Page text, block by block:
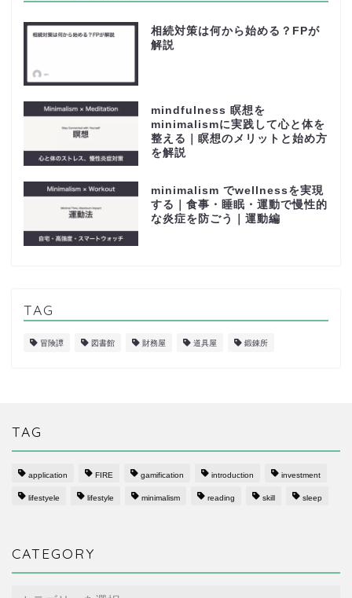
相続対策は何から始める？FPが
解説
mindfulness 瞑想を
minimalismに実践して心と体を
整える｜瞑想のメリットと始め方
を解説
minimalism でwellnessを実現
する｜食事・睡眠・運動で慢性的
な炎症を防ごう｜運動編
TAG
冒険譚 図書館 財務屋 道具屋 鍛錬所
TAG
application FIRE gamification introduction investment
lifestyele lifestyle minimalism reading skill sleep
CATEGORY